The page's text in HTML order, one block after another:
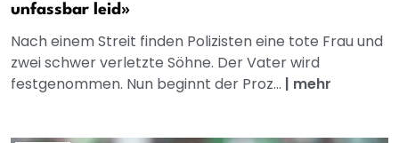
unfassbar leid»
Nach einem Streit finden Polizisten eine tote Frau und
zwei schwer verletzte Söhne. Der Vater wird
festgenommen. Nun beginnt der Proz... | mehr